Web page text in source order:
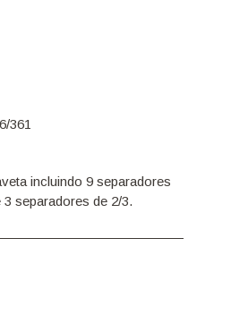
361
incluindo 9 separadores
separadores de 2/3.